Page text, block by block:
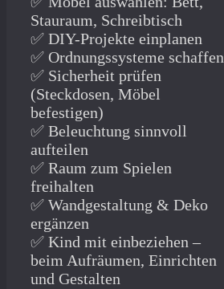
Stauraum, Schreibtisch
✅ DIY-Projekte einplanen
✅ Ordnungssysteme schaffen
✅ Sicherheit prüfen
(Steckdosen, Möbel
befestigen)
✅ Beleuchtung sinnvoll
aufteilen
✅ Raum zum Spielen
freihalten
✅ Wandgestaltung & Deko
ergänzen
✅ Kind mit einbeziehen –
beim Aufräumen, Einrichten
und Gestalten